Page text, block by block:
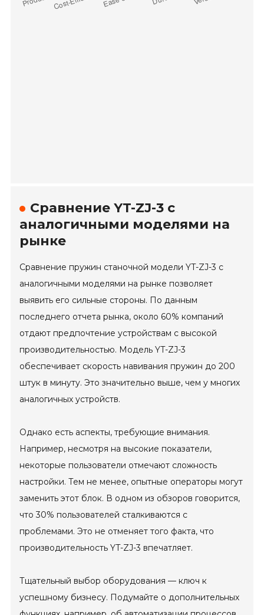
Сравнение YT-ZJ-3 с
аналогичными моделями на
рынке
Сравнение пружин станочной модели YT-ZJ-3 с
аналогичными моделями на рынке позволяет
выявить его сильные стороны. По данным
последнего отчета рынка, около 60% компаний
отдают предпочтение устройствам с высокой
производительностью. Модель YT-ZJ-3
обеспечивает скорость навивания пружин до 200
штук в минуту. Это значительно выше, чем у многих
аналогичных устройств.
Однако есть аспекты, требующие внимания.
Например, несмотря на высокие показатели,
некоторые пользователи отмечают сложность
настройки. Тем не менее, опытные операторы могут
заменить этот блок. В одном из обзоров говорится,
что 30% пользователей сталкиваются с
проблемами. Это не отменяет того факта, что
производительность YT-ZJ-3 впечатляет.
Тщательный выбор оборудования — ключ к
успешному бизнесу. Подумайте о дополнительных